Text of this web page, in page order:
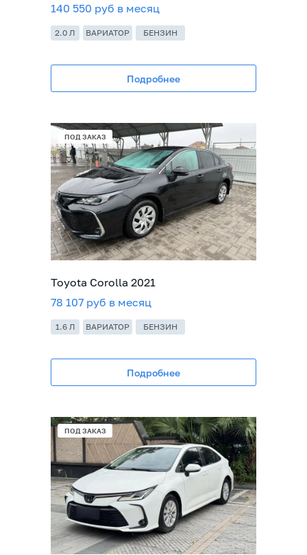
2.0 Л ВАРИАТОР БЕНЗИН
1.6 Л ВАРИАТОР БЕНЗИН
Toyota Corolla 2021
78 107 руб в месяц
Подробнее
ПОД ЗАКАЗ
ПОД ЗАКАЗ
140 550 руб в месяц
Подробнее